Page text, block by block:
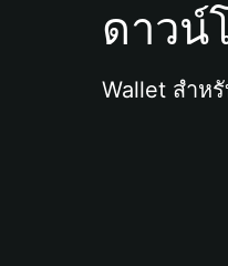
ดาวน์
Wallet สำห